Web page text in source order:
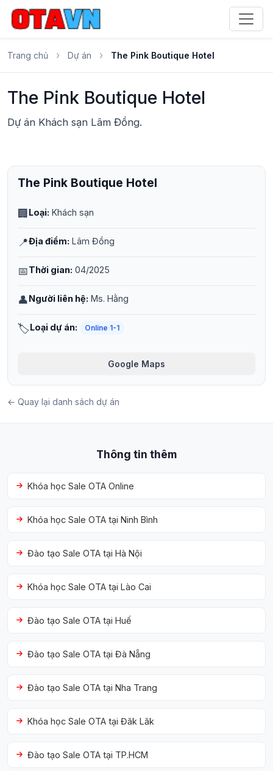
Trang chủ › Dự án › The Pink Boutique Hotel
The Pink Boutique Hotel
Dự án Khách sạn Lâm Đồng.
The Pink Boutique Hotel
🏢 Loại: Khách sạn
📍Địa điểm: Lâm Đồng
📅Thời gian: 04/2025
👤Người liên hệ: Ms. Hằng
🏷️Loại dự án: Online 1-1
Google Maps
← Quay lại danh sách dự án
Thông tin thêm
Khóa học Sale OTA Online
Khóa học Sale OTA tại Ninh Bình
Đào tạo Sale OTA tại Hà Nội
Khóa học Sale OTA tại Lào Cai
Đào tạo Sale OTA tại Huế
Đào tạo Sale OTA tại Đà Nẵng
Đào tạo Sale OTA tại Nha Trang
Khóa học Sale OTA tại Đăk Lăk
Đào tạo Sale OTA tại TP.HCM